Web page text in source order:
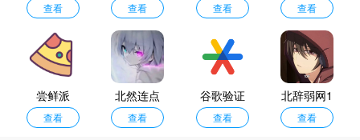
r倒数日
查看 查看
Pro模拟器
查看
改版
查看
尝鲜派
查看
北然连点
器
查看
谷歌验证
器工具
查看
北辞弱网1
4.0
查看